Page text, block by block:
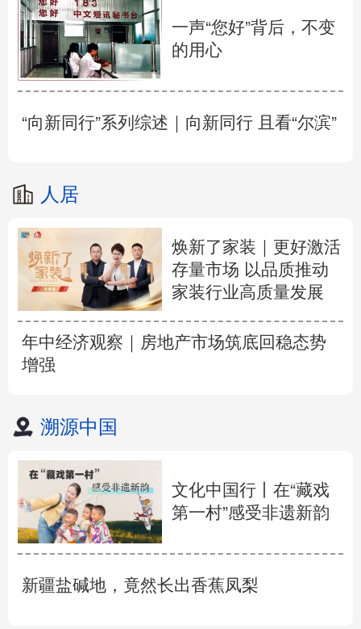
一声“您好”背后，不变
的用心
“向新同行”系列综述｜向新同行 且看“尔滨”
人居
焕新了家装｜更好激活
存量市场 以品质推动
家装行业高质量发展
年中经济观察｜房地产市场筑底回稳态势
增强
溯源中国
文化中国行丨在“藏戏
第一村”感受非遗新韵
新疆盐碱地，竟然长出香蕉凤梨